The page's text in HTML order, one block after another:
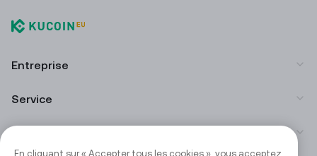
Entreprise
Service
En cliquant sur « Accepter tous les cookies », vous acceptez